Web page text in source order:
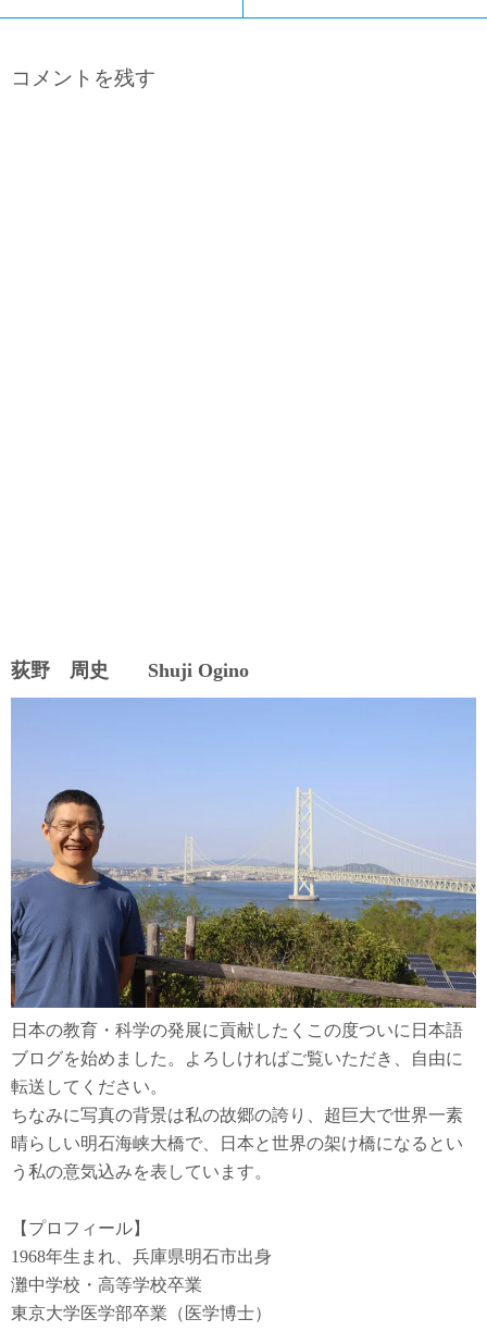
コメントを残す
荻野 周史 Shuji Ogino
日本の教育・科学の発展に貢献したくこの度ついに日本語
ブログを始めました。よろしければご覧いただき、自由に
転送してください。
ちなみに写真の背景は私の故郷の誇り、超巨大で世界一素
晴らしい明石海峡大橋で、日本と世界の架け橋になるとい
う私の意気込みを表しています。
【プロフィール】
1968年生まれ、兵庫県明石市出身
灘中学校・高等学校卒業
東京大学医学部卒業（医学博士）